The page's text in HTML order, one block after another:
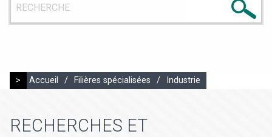
> Accueil / Filières spécialisées / Industrie
RECHERCHES ET